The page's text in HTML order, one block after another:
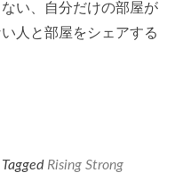
い、自分だけの部屋が
人と部屋をシェアする
Rising Strong